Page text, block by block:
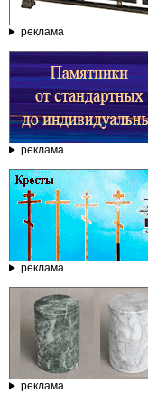
реклама
реклама
реклама
реклама